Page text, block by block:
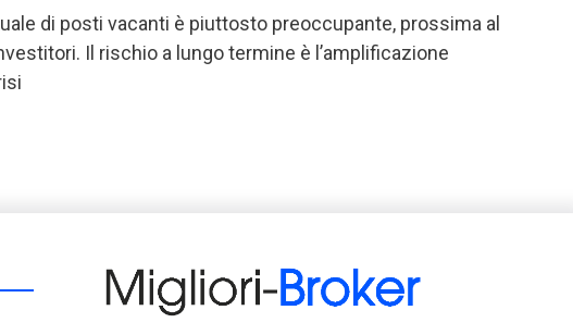
di posti vacanti è piuttosto preoccupante, prossima al
Il rischio a lungo termine è l’amplificazione